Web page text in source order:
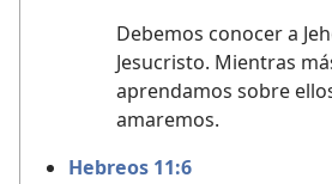
Debemos conocer a
Jesucristo. Mientras
aprendamos sobre
amaremos.
Hebreos 11:6